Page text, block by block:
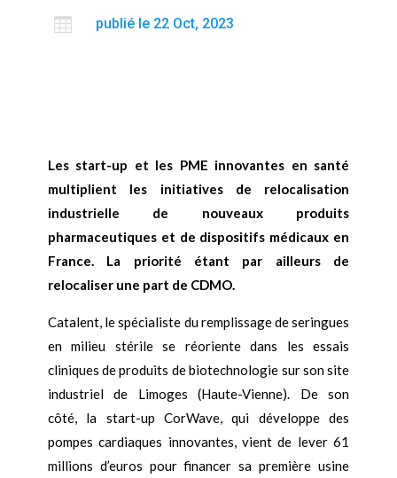
 publié le 22 Oct, 2023
Les start-up et les PME innovantes en santé
multiplient les initiatives de relocalisation
industrielle de nouveaux produits
pharmaceutiques et de dispositifs médicaux en
France. La priorité étant par ailleurs de
relocaliser une part de CDMO.
Catalent, le spécialiste du remplissage de seringues
en milieu stérile se réoriente dans les essais
cliniques de produits de biotechnologie sur son site
industriel de Limoges (Haute-Vienne). De son
côté, la start-up CorWave, qui développe des
pompes cardiaques innovantes, vient de lever 61
millions d’euros pour financer sa première usine